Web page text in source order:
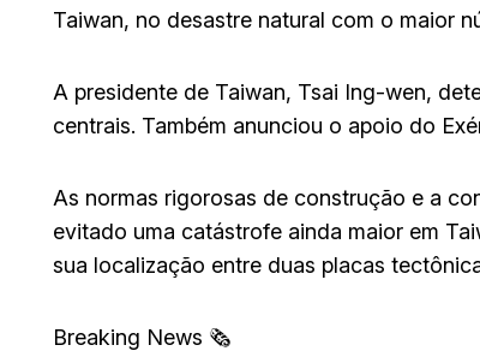
Taiwan, no desastre natural com o maior
A presidente de Taiwan, Tsai Ing-wen,
centrais. Também anunciou o apoio do
As normas rigorosas de construção e a
evitado uma catástrofe ainda maior em
sua localização entre duas placas
Breaking News 🗞️